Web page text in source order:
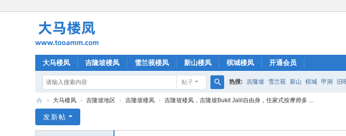
大马楼凤 吉隆坡楼凤 雪兰莪楼凤 新山楼凤 槟城楼凤 开通会员
帖子
搜
热搜: 吉隆坡 雪兰莪 新山 槟城 甲洞 旧
马
» 大马楼凤 › 吉隆坡地区 › 吉隆坡楼凤 › 吉隆坡楼凤，吉隆坡Bukit Jalil自由身，住家式按摩师多 ...
发新帖